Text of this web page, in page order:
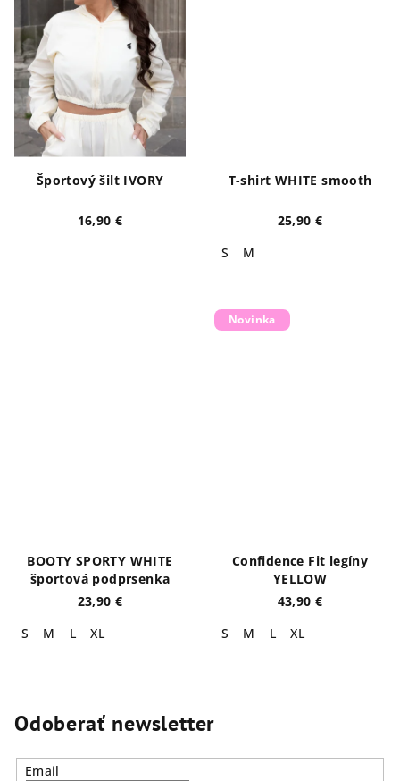
Športový šilt IVORY
16,90 €
T-shirt WHITE smooth
25,90 €
S
M
BOOTY SPORTY WHITE
športová podprsenka
23,90 €
S
M L XL
Novinka
Confidence Fit legíny
YELLOW
43,90 €
S
M L XL
Odoberať newsletter
Email